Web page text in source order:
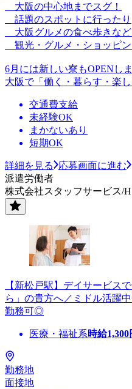
大阪の中心地までスグ！
話題のスポットに行ったり
大阪グルメの食べ歩きな
観光・グルメ・ショッピン
6月には新しい寮もOPENし
大阪で「働く・暮らす・楽
交通費支給
未経験OK
まかないあり
短期OK
詳細を見る
応募画面に進む
派遣労働者
株式会社スタッフサービス/
【新松戸駅】デイサービス
ら」の貴方へ／ミドル活躍
勤務可◎
医療・福祉系時給1,300
勤務地
面接地